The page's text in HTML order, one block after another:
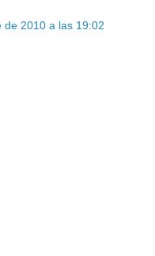
de 2010 a las 19:02